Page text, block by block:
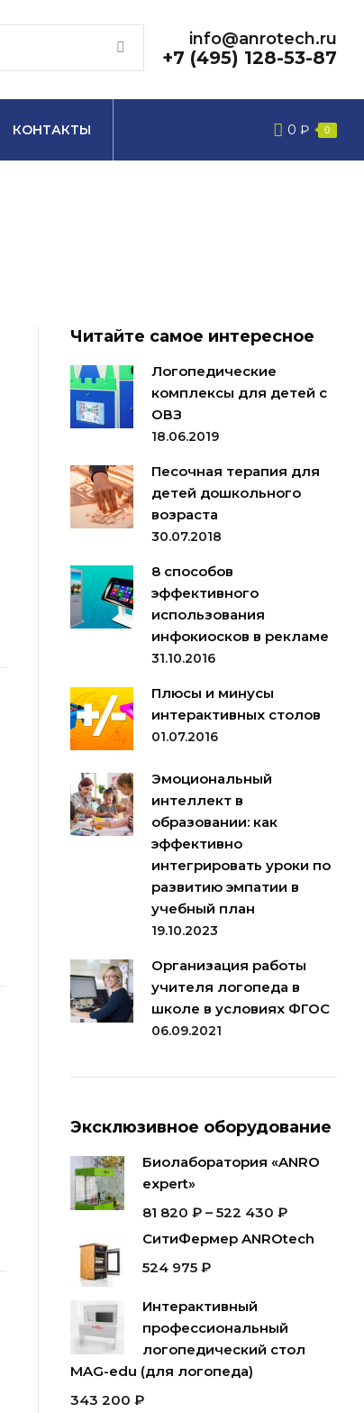
info@anrotech.ru
+7 (495) 128-53-87
КОНТАКТЫ 0 ₽ 0
Читайте самое интересное
Логопедические
комплексы для детей с
ОВЗ
18.06.2019
Песочная терапия для
детей дошкольного
возраста
30.07.2018
8 способов
эффективного
использования
инфокиосков в рекламе
31.10.2016
Плюсы и минусы
интерактивных столов
01.07.2016
Эмоциональный
интеллект в
образовании: как
эффективно
интегрировать уроки по
развитию эмпатии в
учебный план
19.10.2023
Организация работы
учителя логопеда в
школе в условиях ФГОС
06.09.2021
Эксклюзивное оборудование
Биолаборатория «ANRO
expert»
81 820 ₽– 522 430 ₽
СитиФермер ANROtech
524 975 ₽
Интерактивный
профессиональный
логопедический стол
MAG-edu (для логопеда)
343 200 ₽